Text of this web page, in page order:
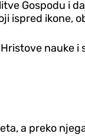
Gospodu i
ispred ikone,
nauke
a preko